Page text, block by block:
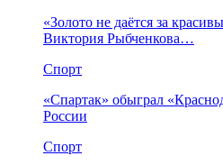
«Золото не даётся за
Виктория Рыбченкова…
Спорт
«Спартак» обыграл
России
Спорт